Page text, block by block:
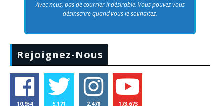
Avec nous, pas de courrier indésirable. Vous pouvez vous
désinscrire quand vous le souhaitez.
Rejoignez-Nous
10,954 5,171 2,478 173,673